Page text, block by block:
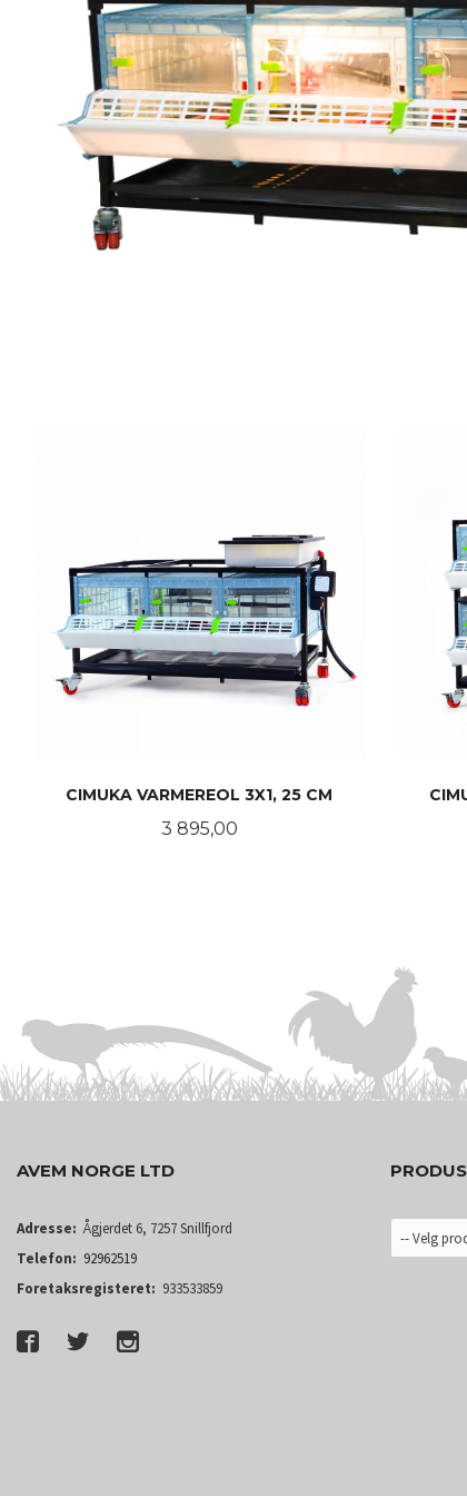
CIMUKA VARMEREOL 3X1, 25 CM
Pris
3 895,00
AVEM NORGE LTD
Adresse: Ågjerdet 6, 7257 Snillfjord
Telefon: 92962519
Foretaksregisteret: 933533859